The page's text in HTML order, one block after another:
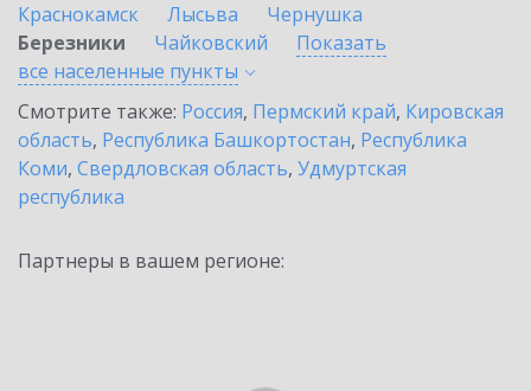
Краснокамск
Лысьва
Чернушка
Березники
Чайковский
Показать
все населенные пункты
Смотрите также: Россия, Пермский край, Кировская
область, Республика Башкортостан, Республика
Коми, Свердловская область, Удмуртская
республика
Партнеры в вашем регионе: